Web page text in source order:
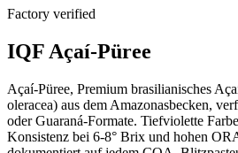
Factory verified
IQF Açaí-Püree
Açaí-Püree, Premium brasilianisches
oleracea) aus dem Amazonasbecken,
oder Guaraná-Formate. Tiefviolette
Konsistenz bei 6-8° Brix und hohen